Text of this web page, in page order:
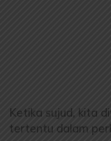
Ketika sujud, kita
tertentu dalam